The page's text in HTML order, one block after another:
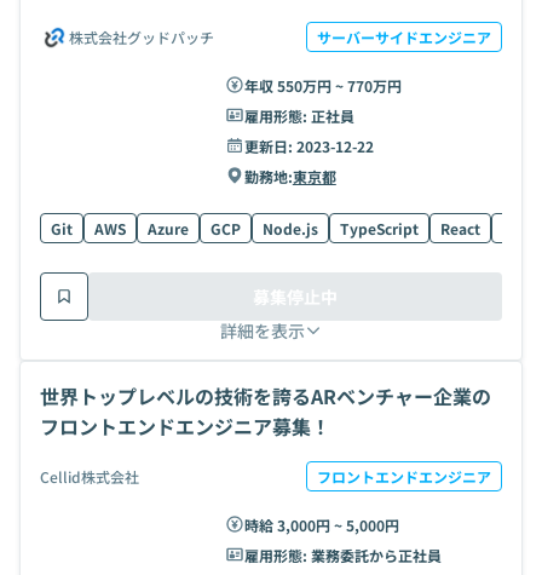
株式会社グッドパッチ サーバーサイドエンジニア
年収 550万円 ~ 770万円
雇用形態: 正社員
更新日: 2023-12-22
勤務地:東京都
Git AWS Azure GCP Node.js TypeScript React
詳細を表示
募集停止中
世界トップレベルの技術を誇るARベンチャー企業の
フロントエンドエンジニア募集！
Cellid株式会社 フロントエンドエンジニア
時給 3,000円 ~ 5,000円
雇用形態: 業務委託から正社員